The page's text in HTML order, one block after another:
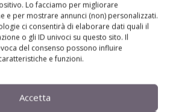
Lo facciamo per migliorare
e per mostrare annunci (non) personalizzati.
ci consentirà di elaborare dati quali il
o gli ID univoci su questo sito. Il
del consenso possono influire
e funzioni.
Accetta